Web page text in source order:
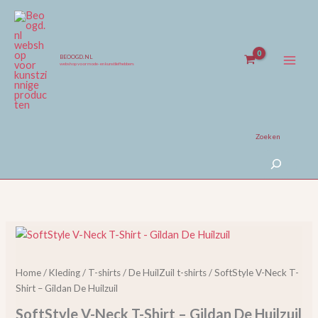
naar
inhoud
BEOOGD.NL
webshop voor mode- en kunstliefhebbers
Zoeken
Home/Kleding/ T-shirts/De HuilZuil t-shirts/ SoftStyle V-Neck T-
Shirt – Gildan De Huilzuil
SoftStyle V-Neck T-Shirt – Gildan De Huilzuil
SoftStyle
T-
Shirt